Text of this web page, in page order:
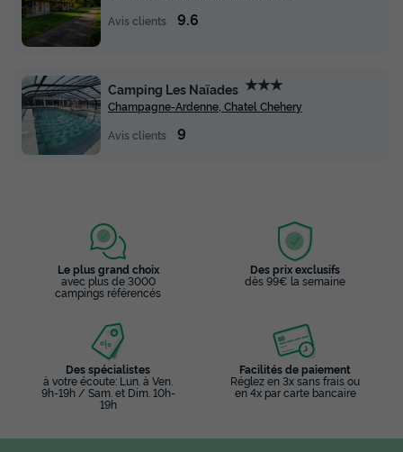
Avis clients
9.6
Camping Les Naïades ★★★
Champagne-Ardenne, Chatel Chehery
Avis clients
9
Le plus grand choix
avec plus de 3000
campings référencés
Des prix exclusifs
dès 99€ la semaine
Des spécialistes
à votre écoute: Lun. à Ven.
9h-19h / Sam. et Dim. 10h-
19h
Facilités de paiement
Réglez en 3x sans frais ou
en 4x par carte bancaire